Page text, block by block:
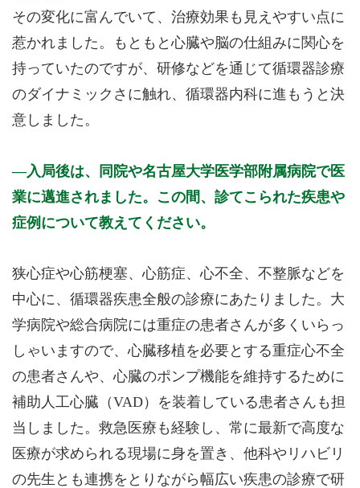
その変化に富んでいて、治療効果も見えやすい点に
惹かれました。もともと心臓や脳の仕組みに関心を
持っていたのですが、研修などを通じて循環器診療
のダイナミックさに触れ、循環器内科に進もうと決
意しました。
入局後は、同院や名古屋大学医学部附属病院で医
業に邁進されました。この間、診てこられた疾患や
症例について教えてください。
狭心症や心筋梗塞、心筋症、心不全、不整脈などを
中心に、循環器疾患全般の診療にあたりました。大
学病院や総合病院には重症の患者さんが多くいらっ
しゃいますので、心臓移植を必要とする重症心不全
の患者さんや、心臓のポンプ機能を維持するために
補助人工心臓（VAD）を装着している患者さんも担
当しました。救急医療も経験し、常に最新で高度な
医療が求められる現場に身を置き、他科やリハビリ
の先生とも連携をとりながら幅広い疾患の診療で研